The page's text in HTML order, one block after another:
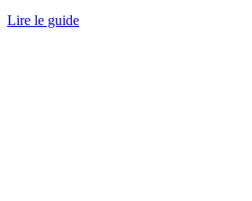
Lire le guide